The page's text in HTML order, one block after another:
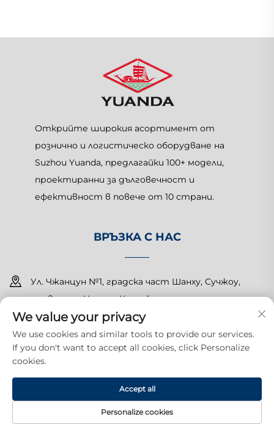
Открийте широкия асортимент от
рознично и логистическо оборудване на
Suzhou Yuanda, предлагайки 100+ модели,
проектиранни за дълговечност и
ефективност в повече от 10 страни.
ВРЪЗКА С НАС
Ул. Чжанцун №1, градска част Шанху, Сучжоу,
провинция Цзянсу, Китай
+86-15150179453
[email protected]
Всички права запазени. Copyright © 2025 Suzhou Yuanda
Commercial Products Co., Ltd.
НАЧАЛНА
We value your privacy
We use cookies and similar tools to provide our services.
If you don't want to accept all cookies, click Personalize
cookies.
Personalize cookies
Accept all